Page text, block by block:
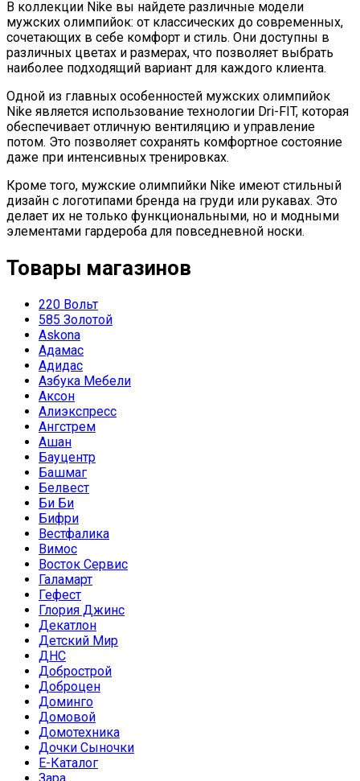
В коллекции Nike вы найдете различные модели
мужских олимпийок: от классических до современных,
сочетающих в себе комфорт и стиль. Они доступны в
различных цветах и размерах, что позволяет выбрать
наиболее подходящий вариант для каждого клиента.
Одной из главных особенностей мужских олимпийок
Nike является использование технологии Dri-FIT, которая
обеспечивает отличную вентиляцию и управление
потом. Это позволяет сохранять комфортное состояние
даже при интенсивных тренировках.
Кроме того, мужские олимпийки Nike имеют стильный
дизайн с логотипами бренда на груди или рукавах. Это
делает их не только функциональными, но и модными
элементами гардероба для повседневной носки.
Товары магазинов
220 Вольт
585 Золотой
Askona
Адамас
Адидас
Азбука Мебели
Аксон
Алиэкспресс
Ангстрем
Ашан
Бауцентр
Башмаг
Белвест
Би Би
Бифри
Вестфалика
Вимос
Восток Сервис
Галамарт
Гефест
Глория Джинс
Декатлон
Детский Мир
ДНС
Добрострой
Доброцен
Доминго
Домовой
Домотехника
Дочки Сыночки
Е-Каталог